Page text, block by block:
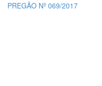
PREGÃO Nº 069/2017